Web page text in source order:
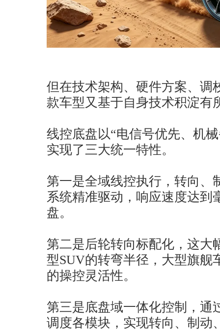
但在技术架构、硬件方案、调
款车型又基于自身技术积淀有
线控底盘以“电信号优先、机
实现了三大统一特性。
第一是全域线控执行，转向、
系统精准驱动，响应速度达到
盘。
第二是后轮转向标配化，这大
型SUV的转弯半径，大型旗舰
的操控灵活性。
第三是底盘域一体化控制，通
调度各模块，实现转向、制动